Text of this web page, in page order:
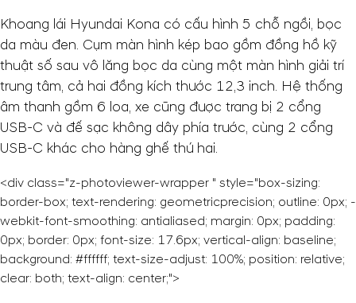
Khoang lái Hyundai Kona có cấu hình 5 chỗ ngồi, bọc
da màu đen. Cụm màn hình kép bao gồm đồng hồ kỹ
thuật số sau vô lăng bọc da cùng một màn hình giải trí
trung tâm, cả hai đồng kích thước 12,3 inch. Hệ thống
âm thanh gồm 6 loa, xe cũng được trang bị 2 cổng
USB-C và đế sạc không dây phía trước, cùng 2 cổng
USB-C khác cho hàng ghế thứ hai.
<div class="z-photoviewer-wrapper " style="box-sizing:
border-box; text-rendering: geometricprecision; outline: 0px; -
webkit-font-smoothing: antialiased; margin: 0px; padding:
0px; border: 0px; font-size: 17.6px; vertical-align: baseline;
background: #ffffff; text-size-adjust: 100%; position: relative;
clear: both; text-align: center;">